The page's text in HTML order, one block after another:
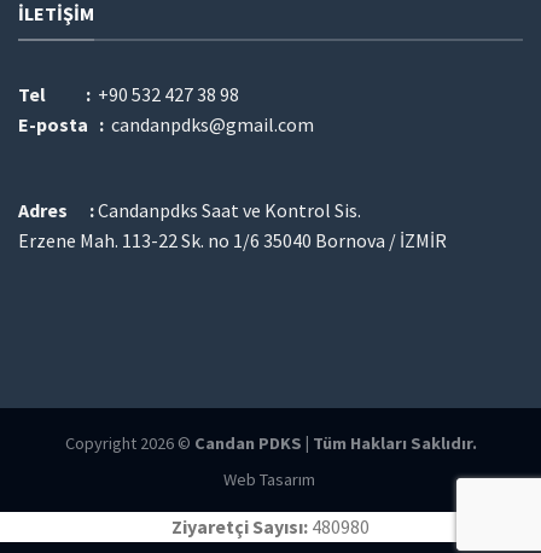
İLETIŞIM
Tel : +90 532 427 38 98
E-posta : candanpdks@gmail.com
Adres :Candanpdks Saat ve Kontrol Sis.
Erzene Mah. 113-22 Sk. no 1/6 35040 Bornova / İZMİR
Copyright 2026 © Candan PDKS | Tüm Hakları Saklıdır.
Web Tasarım
Ziyaretçi Sayısı: 480980